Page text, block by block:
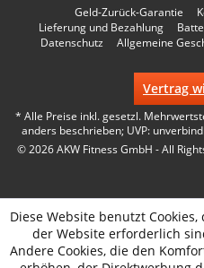
Geld-Zurück-Garantie
Lieferung und Bezahlung
Datenschutz
Allgemeine
Vertrag
* Alle Preise inkl. gesetzl.
anders beschrieben; UVP:
© 2026 AKW Fitness GmbH - All
Diese Website benutzt
der Website erforderlich
Andere Cookies, die den